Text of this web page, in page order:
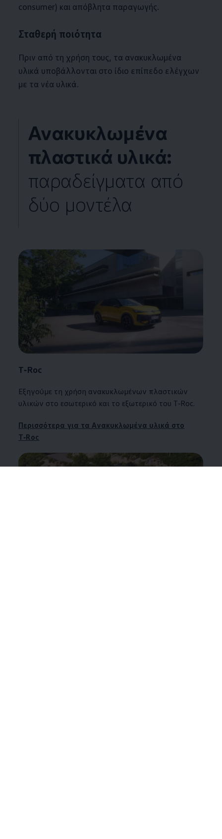
consumer) και απόβλητα παραγωγής.
Σταθερή ποιότητα
Πριν από τη χρήση τους, τα ανακυκλωμένα
υλικά υποβάλλονται στο ίδιο επίπεδο ελέγχων
με τα νέα υλικά.
Ανακυκλωμένα
πλαστικά υλικά:
παραδείγματα από
δύο μοντέλα
T‑Roc
Εξηγούμε τη χρήση ανακυκλωμένων πλαστικών
υλικών στο εσωτερικό και το εξωτερικό του T‑Roc.
Περισσότερα για τα Aνακυκλωμένα υλικά στο
T‑Roc